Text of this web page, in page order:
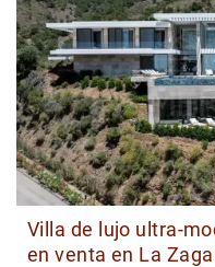
Villa de lujo ultra-
en venta en La